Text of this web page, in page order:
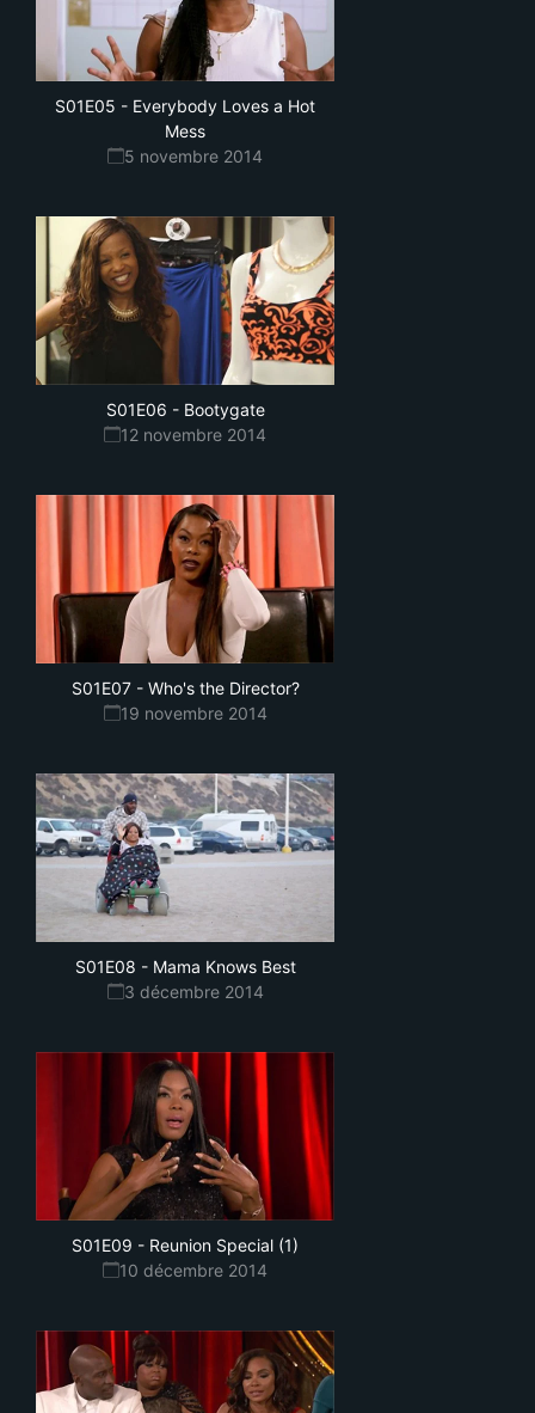
S01E05 - Everybody Loves a Hot
Mess
5 novembre 2014
S01E06 - Bootygate
12 novembre 2014
S01E07- Who's the Director?
19 novembre 2014
S01E08 - Mama Knows Best
3 décembre 2014
S01E09 - Reunion Special (1)
10 décembre 2014